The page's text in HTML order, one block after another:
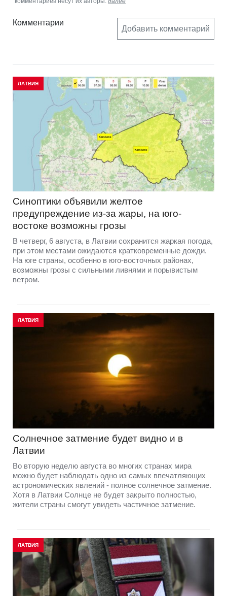
Комментарии
Добавить комментарий
ЛАТВИЯ
Синоптики объявили желтое
предупреждение из-за жары, на юго-
востоке возможны грозы
В четверг, 6 августа, в Латвии сохранится жаркая погода,
при этом местами ожидаются кратковременные дожди.
На юге страны, особенно в юго-восточных районах,
возможны грозы с сильными ливнями и порывистым
ветром.
ЛАТВИЯ
Солнечное затмение будет видно и в
Латвии
Во вторую неделю августа во многих странах мира
можно будет наблюдать одно из самых впечатляющих
астрономических явлений - полное солнечное затмение.
Хотя в Латвии Солнце не будет закрыто полностью,
жители страны смогут увидеть частичное затмение.
ЛАТВИЯ